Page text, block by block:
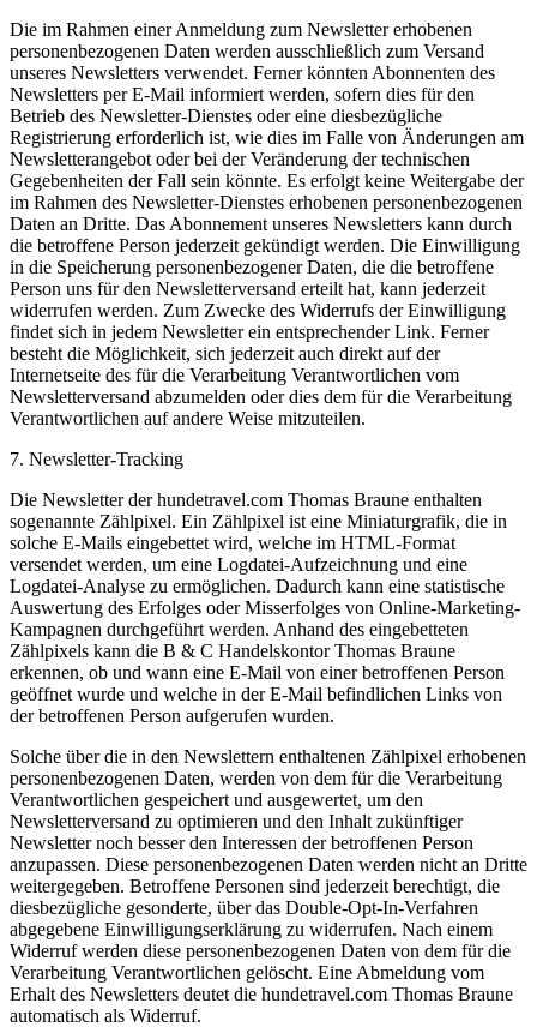
Die im Rahmen einer Anmeldung zum Newsletter erhobenen
personenbezogenen Daten werden ausschließlich zum Versand
unseres Newsletters verwendet. Ferner könnten Abonnenten des
Newsletters per E-Mail informiert werden, sofern dies für den
Betrieb des Newsletter-Dienstes oder eine diesbezügliche
Registrierung erforderlich ist, wie dies im Falle von Änderungen am
Newsletterangebot oder bei der Veränderung der technischen
Gegebenheiten der Fall sein könnte. Es erfolgt keine Weitergabe der
im Rahmen des Newsletter-Dienstes erhobenen personenbezogenen
Daten an Dritte. Das Abonnement unseres Newsletters kann durch
die betroffene Person jederzeit gekündigt werden. Die Einwilligung
in die Speicherung personenbezogener Daten, die die betroffene
Person uns für den Newsletterversand erteilt hat, kann jederzeit
widerrufen werden. Zum Zwecke des Widerrufs der Einwilligung
findet sich in jedem Newsletter ein entsprechender Link. Ferner
besteht die Möglichkeit, sich jederzeit auch direkt auf der
Internetseite des für die Verarbeitung Verantwortlichen vom
Newsletterversand abzumelden oder dies dem für die Verarbeitung
Verantwortlichen auf andere Weise mitzuteilen.
7. Newsletter-Tracking
Die Newsletter der hundetravel.com Thomas Braune enthalten
sogenannte Zählpixel. Ein Zählpixel ist eine Miniaturgrafik, die in
solche E-Mails eingebettet wird, welche im HTML-Format
versendet werden, um eine Logdatei-Aufzeichnung und eine
Logdatei-Analyse zu ermöglichen. Dadurch kann eine statistische
Auswertung des Erfolges oder Misserfolges von Online-Marketing-
Kampagnen durchgeführt werden. Anhand des eingebetteten
Zählpixels kann die B & C Handelskontor Thomas Braune
erkennen, ob und wann eine E-Mail von einer betroffenen Person
geöffnet wurde und welche in der E-Mail befindlichen Links von
der betroffenen Person aufgerufen wurden.
Solche über die in den Newslettern enthaltenen Zählpixel erhobenen
personenbezogenen Daten, werden von dem für die Verarbeitung
Verantwortlichen gespeichert und ausgewertet, um den
Newsletterversand zu optimieren und den Inhalt zukünftiger
Newsletter noch besser den Interessen der betroffenen Person
anzupassen. Diese personenbezogenen Daten werden nicht an Dritte
weitergegeben. Betroffene Personen sind jederzeit berechtigt, die
diesbezügliche gesonderte, über das Double-Opt-In-Verfahren
abgegebene Einwilligungserklärung zu widerrufen. Nach einem
Widerruf werden diese personenbezogenen Daten von dem für die
Verarbeitung Verantwortlichen gelöscht. Eine Abmeldung vom
Erhalt des Newsletters deutet die hundetravel.com Thomas Braune
automatisch als Widerruf.